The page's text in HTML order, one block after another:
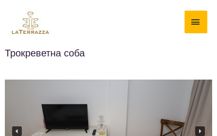
Трокреветна соба